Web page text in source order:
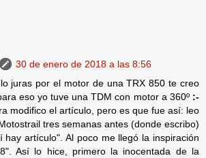
30 de enero de 2018 a las 8:56
juras por el motor de una TRX 850 te creo
eso yo tuve una TDM con motor a 360º :-
modifico el artículo, pero es que fue así: leo
tres semanas antes (donde escribo)
hay artículo". Al poco me llegó la inspiración
Así lo hice, primero la inocentada de la